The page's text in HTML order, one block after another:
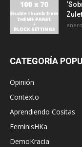
CATEGORÍA
Opinión
Contexto
Aprendiendo Cositas
FeminisHKa
DemoKracia